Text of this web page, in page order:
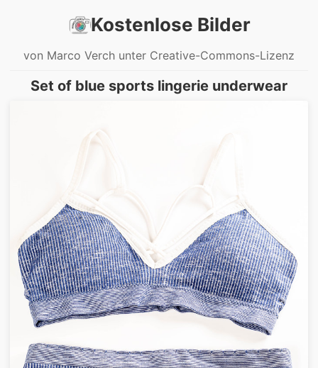
Kostenlose Bilder
von Marco Verch unter Creative-Commons-Lizenz
Set of blue sports lingerie underwear